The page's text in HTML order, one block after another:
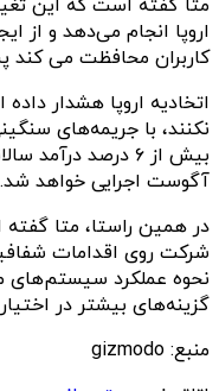
اروپا انجام می‌دهد و از
کاربران محافظت می کند
نکنند، با جریمه‌های
آگوست اجرایی خواهد شد.
شرکت روی اقدامات
نحوه عملکرد سیستم‌های
گزینه‌های بیشتر در اختیار
منبع: gizmodo